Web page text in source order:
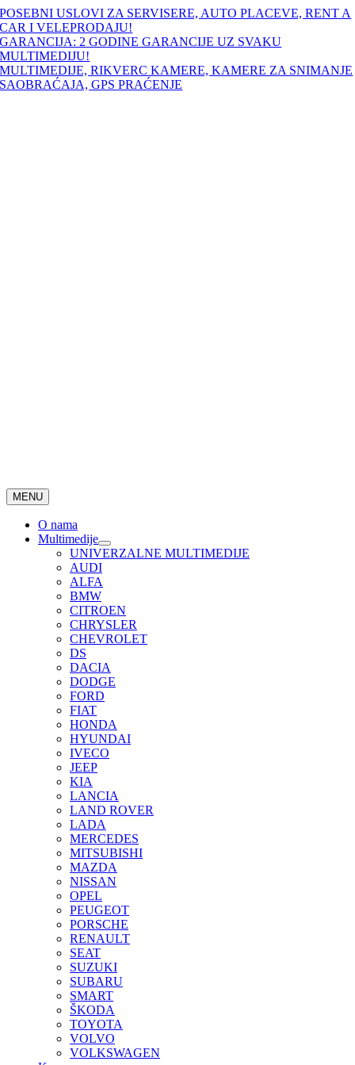
Skip
to
content
POSEBNI USLOVI ZA SERVISERE, AUTO PLACEVE, RENT A
CAR I VELEPRODAJU!
GARANCIJA: 2 GODINE GARANCIJE UZ SVAKU
MULTIMEDIJU!
MULTIMEDIJE, RIKVERC KAMERE, KAMERE ZA SNIMANJE
SAOBRAĆAJA, GPS PRAĆENJE
MENU
O nama
Multimedije
UNIVERZALNE MULTIMEDIJE
AUDI
ALFA
BMW
CITROEN
CHRYSLER
CHEVROLET
DS
DACIA
DODGE
FORD
FIAT
HONDA
HYUNDAI
IVECO
JEEP
KIA
LANCIA
LAND ROVER
LADA
MERCEDES
MITSUBISHI
MAZDA
NISSAN
OPEL
PEUGEOT
PORSCHE
RENAULT
SEAT
SUZUKI
SUBARU
SMART
ŠKODA
TOYOTA
VOLVO
VOLKSWAGEN